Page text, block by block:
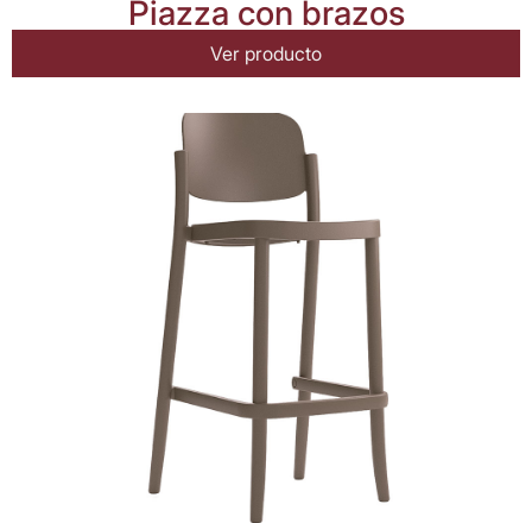
Piazza con brazos
Ver producto